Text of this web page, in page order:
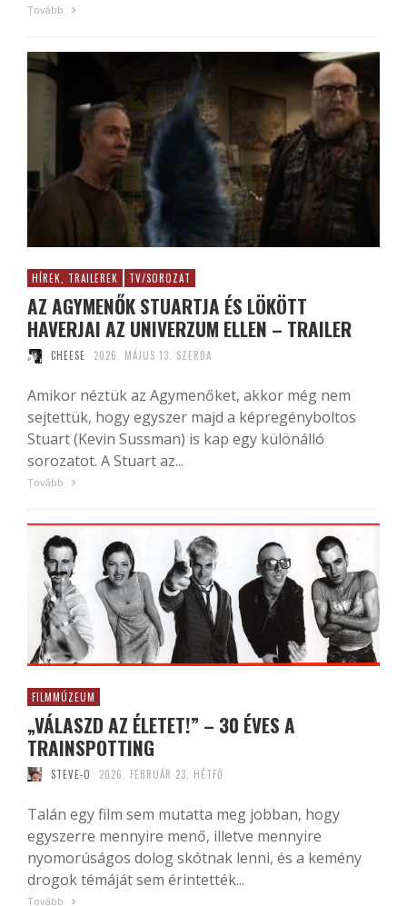
Tovább
HÍREK, TRAILEREK TV/SOROZAT
AZ AGYMENŐK STUARTJA ÉS LÖKÖTT
HAVERJAI AZ UNIVERZUM ELLEN – TRAILER
CHEESE 2026. MÁJUS 13. SZERDA
Amikor néztük az Agymenőket, akkor még nem
sejtettük, hogy egyszer majd a képregényboltos
Stuart (Kevin Sussman) is kap egy különálló
sorozatot. A Stuart az...
Tovább
FILMMÚZEUM
„VÁLASZD AZ ÉLETET!” – 30 ÉVES A
TRAINSPOTTING
STEVE-O 2026. FEBRUÁR 23. HÉTFŐ
Talán egy film sem mutatta meg jobban, hogy
egyszerre mennyire menő, illetve mennyire
nyomorúságos dolog skótnak lenni, és a kemény
drogok témáját sem érintették...
Tovább